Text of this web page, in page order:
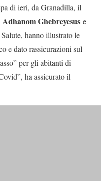
di ieri, da Granadilla, il
Ghebreyesus e
hanno illustrato le
e dato rassicurazioni sul
per gli abitanti di
ha assicurato il